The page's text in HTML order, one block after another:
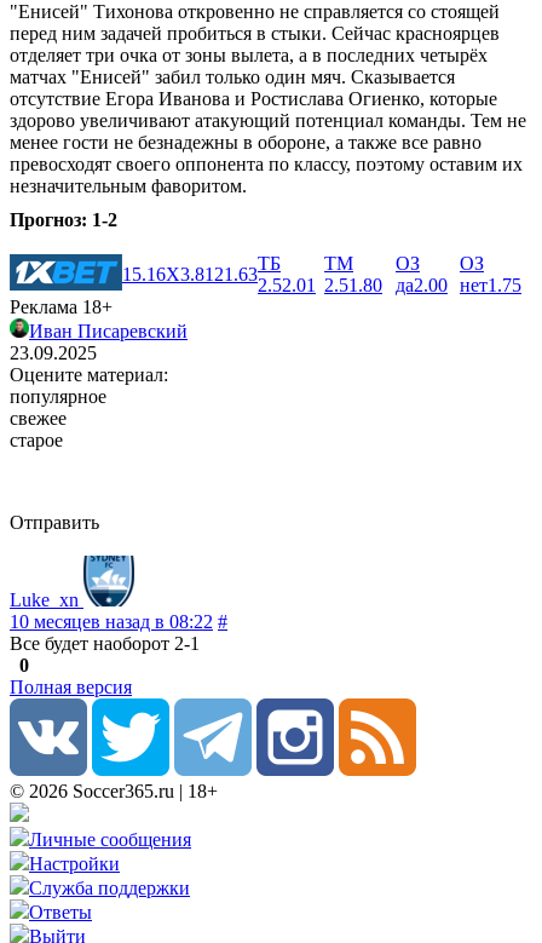
"Енисей" Тихонова откровенно не справляется со стоящей
перед ним задачей пробиться в стыки. Сейчас красноярцев
отделяет три очка от зоны вылета, а в последних четырёх
матчах "Енисей" забил только один мяч. Сказывается
отсутствие Егора Иванова и Ростислава Огиенко, которые
здорово увеличивают атакующий потенциал команды. Тем не
менее гости не безнадежны в обороне, а также все равно
превосходят своего оппонента по классу, поэтому оставим их
незначительным фаворитом.
Прогноз: 1-2
1 5.16X3.81 21.63
ТБ
2.52.01
ТМ
2.51.80
ОЗ
да2.00
ОЗ
нет1.75
Реклама 18+
Иван Писаревский
23.09.2025
Оцените материал:
популярное
свежее
старое
Отправить
Luke_xn
10 месяцев назад в 08:22 #
Все будет наоборот 2-1
0
Полная версия
© 2026 Soccer365.ru | 18+
Личные сообщения
Настройки
Служба поддержки
Ответы
Выйти